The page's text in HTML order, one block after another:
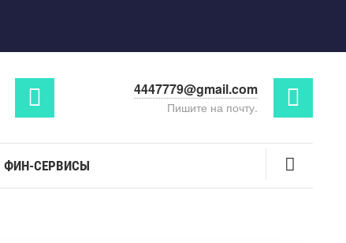
4447779@gmail.com
Пишите на почту.
ФИН-СЕРВИСЫ